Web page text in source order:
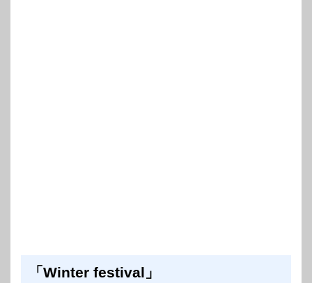
「Winter festival」